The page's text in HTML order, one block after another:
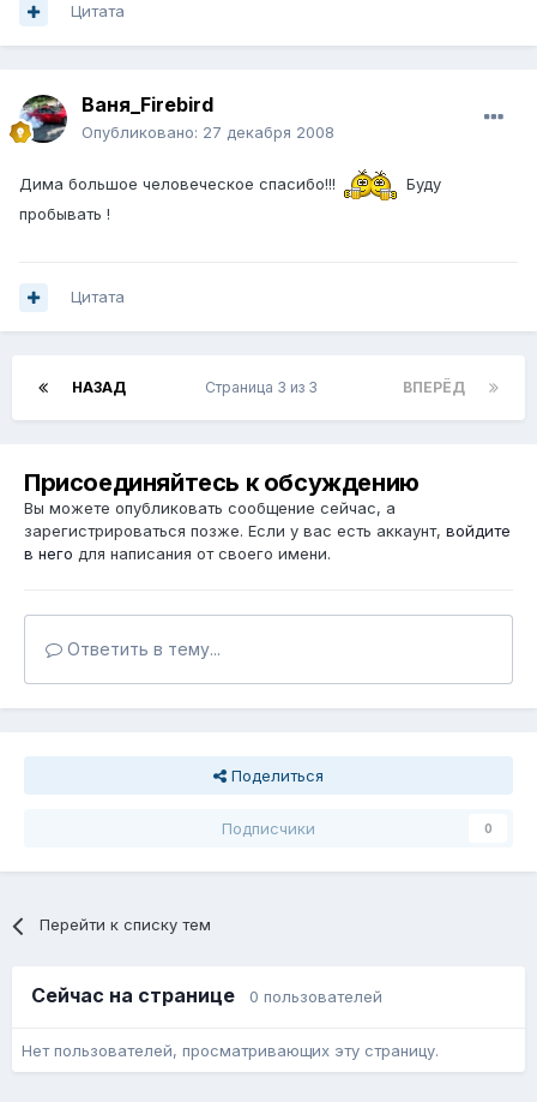
Цитата
Ваня_Firebird
Опубликовано: 27 декабря 2008
Дима большое человеческое спасибо!!!
Буду
пробывать !
Цитата
НАЗАД ВПЕРЁД
Страница 3 из 3
Присоединяйтесь к обсуждению
Вы можете опубликовать сообщение сейчас, а
зарегистрироваться позже. Если у вас есть аккаунт, войдите
в него для написания от своего имени.
Ответить в тему...
Поделиться
Подписчики 0
Перейти к списку тем
Сейчас на странице 0 пользователей
Нет пользователей, просматривающих эту страницу.